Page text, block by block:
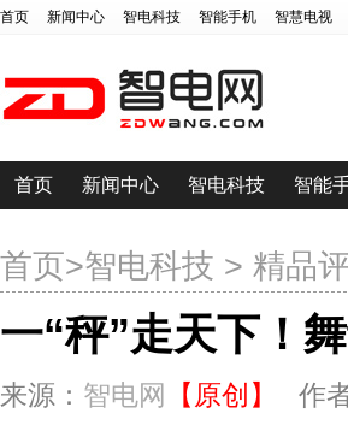
首页 新闻中心 智电科技 智能手机 智慧电视
首页 新闻中心 智电科技 智能
首页>智电科技 > 精品
一“秤”走天下！
来源： 智电网 【原创】 作